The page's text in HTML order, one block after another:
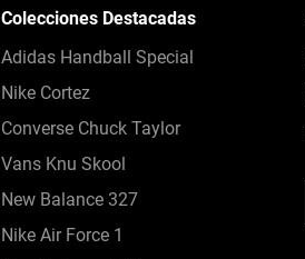
Colecciones Destacadas
Adidas Handball Special
Nike Cortez
Converse Chuck Taylor
Vans Knu Skool
New Balance 327
Nike Air Force 1